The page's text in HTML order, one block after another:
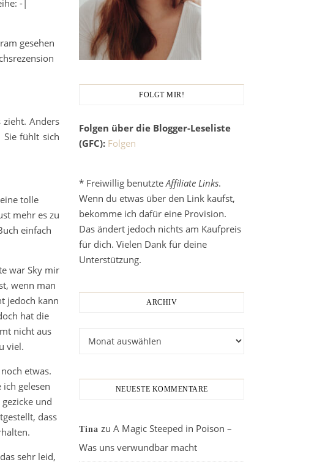
-|
gesehen
zieht. Anders
Sie fühlt sich
tolle
mehr es zu
einfach
war Sky mir
wenn man
jedoch kann
hat die
nicht aus
viel.
etwas.
gelesen
und
dass
sehr leid,
FOLGT MIR!
Folgen über die Blogger-Leseliste
(GFC): Folgen
* Freiwillig benutzteAffiliate Links.
Wenn du etwas über den Link kaufst,
bekomme ich dafür eine Provision.
Das ändert jedoch nichts am Kaufpreis
für dich. Vielen Dank für deine
Unterstützung.
ARCHIV
NEUESTE KOMMENTARE
Tina zu A Magic Steeped in Poison –
Was uns verwundbar macht